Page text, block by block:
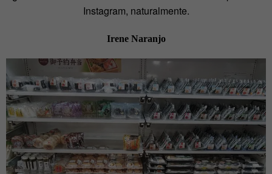
Instagram, naturalmente.
Irene Naranjo